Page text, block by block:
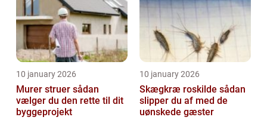
10 january 2026
Murer struer sådan
vælger du den rette til dit
byggeprojekt
10 january 2026
Skægkræ roskilde sådan
slipper du af med de
uønskede gæster